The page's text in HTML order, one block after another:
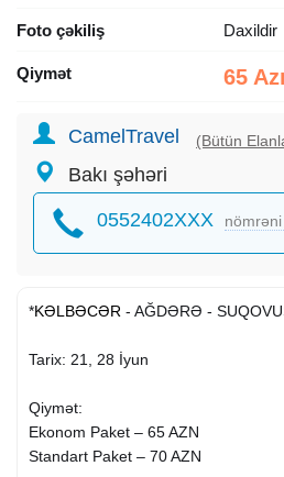
Foto çəkiliş Daxildir
Qiymət 65
CamelTravel (Bütün
Bakı şəhəri
0552402XXX
*KƏLBƏCƏR - AĞDƏRƏ -
Tarix: 21, 28 İyun
Qiymət:
Ekonom Paket – 65 AZN
Standart Paket – 70 AZN